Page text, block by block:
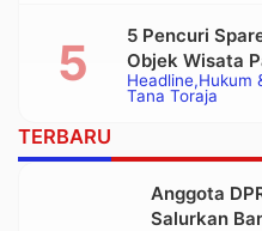
Headline Hukum
Tana Toraja
5 Pencuri
Objek Wisata
Polisi
TERBARU
Anggota
Salurkan